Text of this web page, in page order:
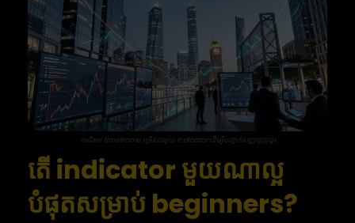
ការវិភាគ timeframe ច្រើនជាមួយ indicator ដើម្បីបញ្ជាក់សញ្ញាជួញដូរ
តើ indicator មួយណាល្អ
បំផុតសម្រាប់ beginners?